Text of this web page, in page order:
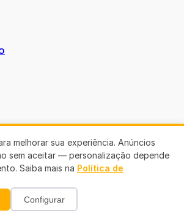
Velho
melhorar sua experiência. Anúncios
sem aceitar — personalização depende
Saiba mais na Política de
Configurar